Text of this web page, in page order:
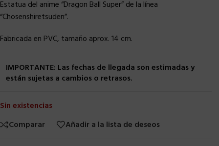
Estatua del anime “Dragon Ball Super” de la línea
“Chosenshiretsuden”.
Fabricada en PVC, tamaño aprox. 14 cm.
IMPORTANTE: Las fechas de llegada son estimadas y
están sujetas a cambios o retrasos.
Sin existencias
Comparar
Añadir a la lista de deseos